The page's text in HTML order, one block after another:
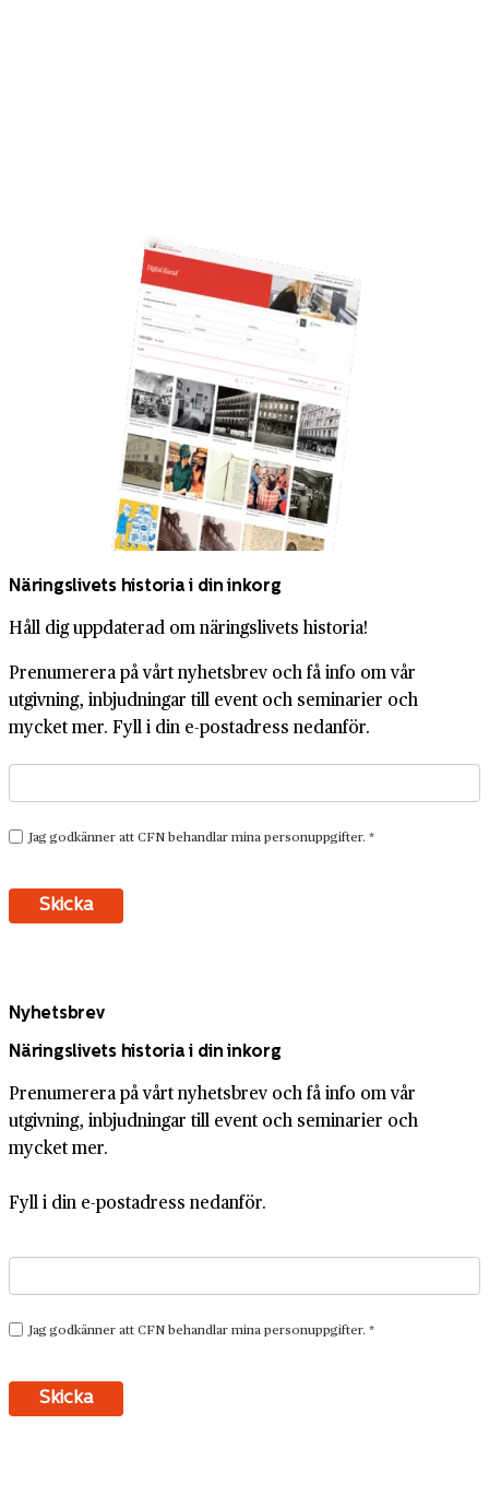
Näringslivets historia i din inkorg
Håll dig uppdaterad om näringslivets historia!
Prenumerera på vårt nyhetsbrev och få info om vår
utgivning, inbjudningar till event och seminarier och
mycket mer. Fyll i din e-postadress nedanför.
Nyhetsbrev
Näringslivets historia i din inkorg
Prenumerera på vårt nyhetsbrev och få info om vår
utgivning, inbjudningar till event och seminarier och
mycket mer.
Fyll i din e-postadress nedanför.